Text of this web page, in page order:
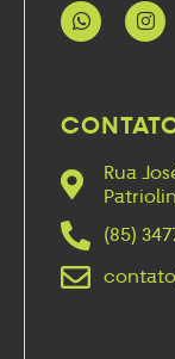
Rua
(85)